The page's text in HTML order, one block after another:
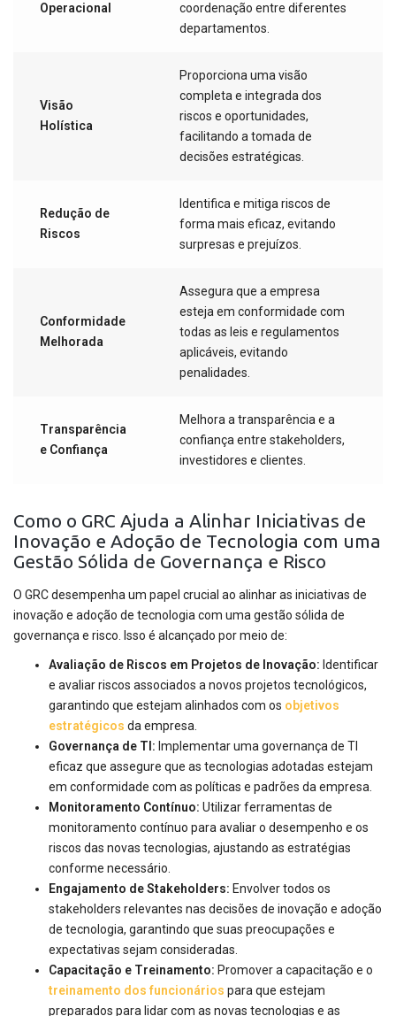
Operacional
coordenação entre diferentes
departamentos.
Visão
Holística
Proporciona uma visão
completa e integrada dos
riscos e oportunidades,
facilitando a tomada de
decisões estratégicas.
Redução de
Riscos
Identifica e mitiga riscos de
forma mais eficaz, evitando
surpresas e prejuízos.
Conformidade
Melhorada
Assegura que a empresa
esteja em conformidade com
todas as leis e regulamentos
aplicáveis, evitando
penalidades.
Transparência
e Confiança
Melhora a transparência e a
confiança entre stakeholders,
investidores e clientes.
Como o GRC Ajuda a Alinhar Iniciativas de
Inovação e Adoção de Tecnologia com uma
Gestão Sólida de Governança e Risco
O GRC desempenha um papel crucial ao alinhar as iniciativas de
inovação e adoção de tecnologia com uma gestão sólida de
governança e risco. Isso é alcançado por meio de:
Avaliação de Riscos em Projetos de Inovação: Identificar
e avaliar riscos associados a novos projetos tecnológicos,
garantindo que estejam alinhados com os objetivos
estratégicos da empresa.
Governança de TI: Implementar uma governança de TI
eficaz que assegure que as tecnologias adotadas estejam
em conformidade com as políticas e padrões da empresa.
Monitoramento Contínuo: Utilizar ferramentas de
monitoramento contínuo para avaliar o desempenho e os
riscos das novas tecnologias, ajustando as estratégias
conforme necessário.
Engajamento de Stakeholders: Envolver todos os
stakeholders relevantes nas decisões de inovação e adoção
de tecnologia, garantindo que suas preocupações e
expectativas sejam consideradas.
Capacitação e Treinamento: Promover a capacitação e o
treinamento dos funcionários para que estejam
preparados para lidar com as novas tecnologias e as